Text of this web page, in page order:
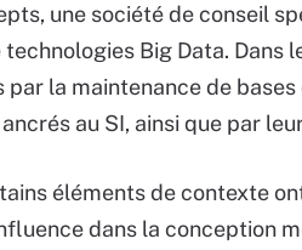
une société de conseil
Big Data. Dans
par la maintenance de
au SI, ainsi que par
éléments de contexte
dans la conception